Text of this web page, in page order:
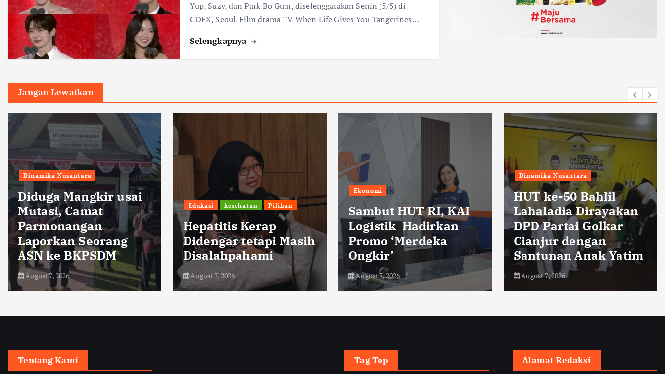
Yup, Suzy, dan Park Bo Gum, diselenggarakan Senin (5/5) di
COEX, Seoul. Film drama TV When Life Gives You Tangerines…
Selengkapnya
Jangan Lewatkan
Edukasi kesehatan Pilihan
Hepatitis Kerap
Didengar tetapi Masih
Disalahpahami
August 7, 2026
Ekonomi
Sambut HUT RI, KAI
Logistik Hadirkan
Promo ‘Merdeka
Ongkir’
August 7, 2026
Dinamika Nusantara
HUT ke-50 Bahlil
Lahaladia Dirayakan
DPD Partai Golkar
Cianjur dengan
Santunan Anak Yatim
August 7, 2026
Hiburan pendidikan
Cing Abdel Bagikan
Kebanggaan
Diterima ITB
August 7, 2026
Tentang Kami Tag Top Alamat Redaksi